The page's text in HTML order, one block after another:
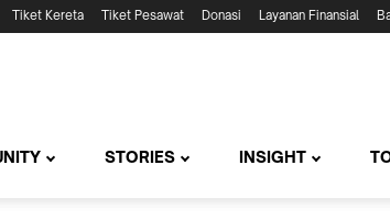
Tiket Kereta Tiket Pesawat Donasi Layanan Finansial
STORIES INSIGHT